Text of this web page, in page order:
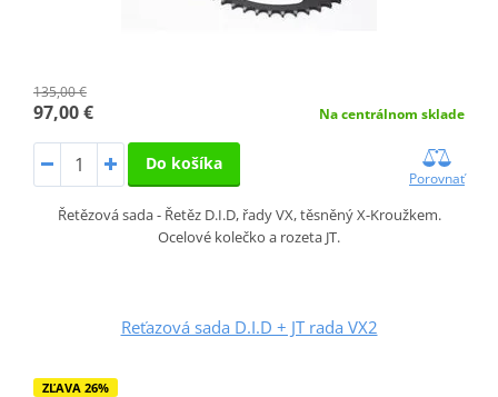
135,00 €
97,00 € Na centrálnom sklade
Do košíka
Porovnať
Řetězová sada - Řetěz D.I.D, řady VX, těsněný X-Kroužkem.
Ocelové kolečko a rozeta JT.
Reťazová sada D.I.D + JT rada VX2
ZĽAVA 26%